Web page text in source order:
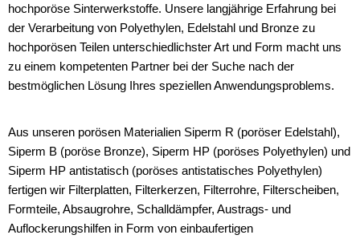
hochporöse Sinterwerkstoffe. Unsere langjährige Erfahrung bei
der Verarbeitung von Polyethylen, Edelstahl und Bronze zu
hochporösen Teilen unterschiedlichster Art und Form macht uns
zu einem kompetenten Partner bei der Suche nach der
bestmöglichen Lösung Ihres speziellen Anwendungsproblems.
Aus unseren porösen Materialien Siperm R (poröser Edelstahl),
Siperm B (poröse Bronze), Siperm HP (poröses Polyethylen) und
Siperm HP antistatisch (poröses antistatisches Polyethylen)
fertigen wir Filterplatten, Filterkerzen, Filterrohre, Filterscheiben,
Formteile, Absaugrohre, Schalldämpfer, Austrags- und
Auflockerungshilfen in Form von einbaufertigen